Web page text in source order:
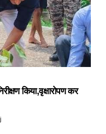
किया,वृक्षारोपण कर